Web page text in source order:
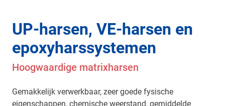
UP-harsen, VE-harsen en
epoxyharssystemen
Hoogwaardige matrixharsen
Gemakkelijk verwerkbaar, zeer goede fysische
eigenschappen, chemische weerstand, gemiddelde